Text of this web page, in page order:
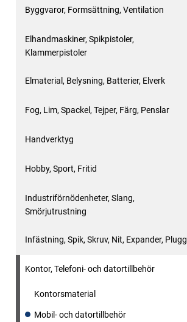
Byggvaror, Formsättning, Ventilation
Elhandmaskiner, Spikpistoler,
Klammerpistoler
Elmaterial, Belysning, Batterier, Elverk
Fog, Lim, Spackel, Tejper, Färg, Penslar
Handverktyg
Hobby, Sport, Fritid
Industriförnödenheter, Slang,
Smörjutrustning
Infästning, Spik, Skruv, Nit, Expander, Plugg
Kontor, Telefoni- och datortillbehör
Kontorsmaterial
Mobil- och datortillbehör